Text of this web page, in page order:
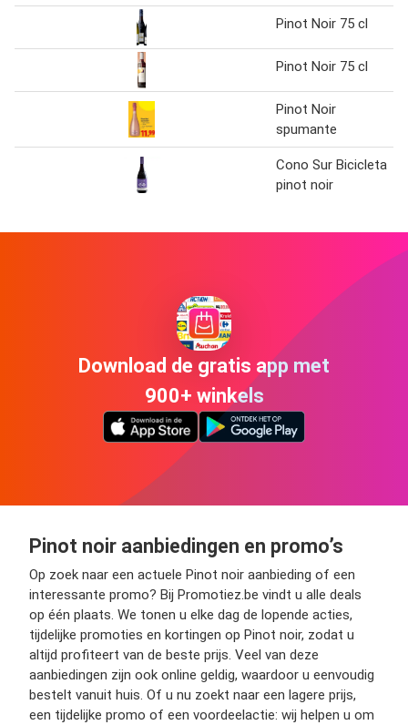
Pinot Noir 75 cl
Pinot Noir 75 cl
Pinot Noir
spumante
Cono Sur Bicicleta
pinot noir
Download de gratis app met
900+ winkels
Pinot noir aanbiedingen en promo’s
Op zoek naar een actuele Pinot noir aanbieding of een
interessante promo? Bij Promotiez.be vindt u alle deals
op één plaats. We tonen u elke dag de lopende acties,
tijdelijke promoties en kortingen op Pinot noir, zodat u
altijd profiteert van de beste prijs. Veel van deze
aanbiedingen zijn ook online geldig, waardoor u eenvoudig
bestelt vanuit huis. Of u nu zoekt naar een lagere prijs,
een tijdelijke promo of een voordeelactie: wij helpen u om